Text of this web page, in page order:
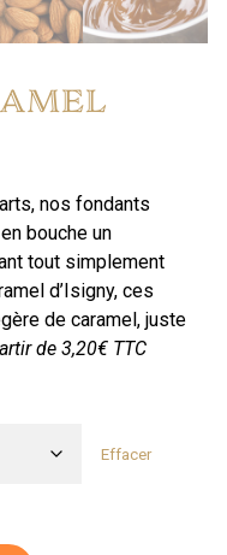
nos fondants
bouche un
tout simplement
d’Isigny, ces
de caramel, juste
de 3,20€ TTC
Effacer